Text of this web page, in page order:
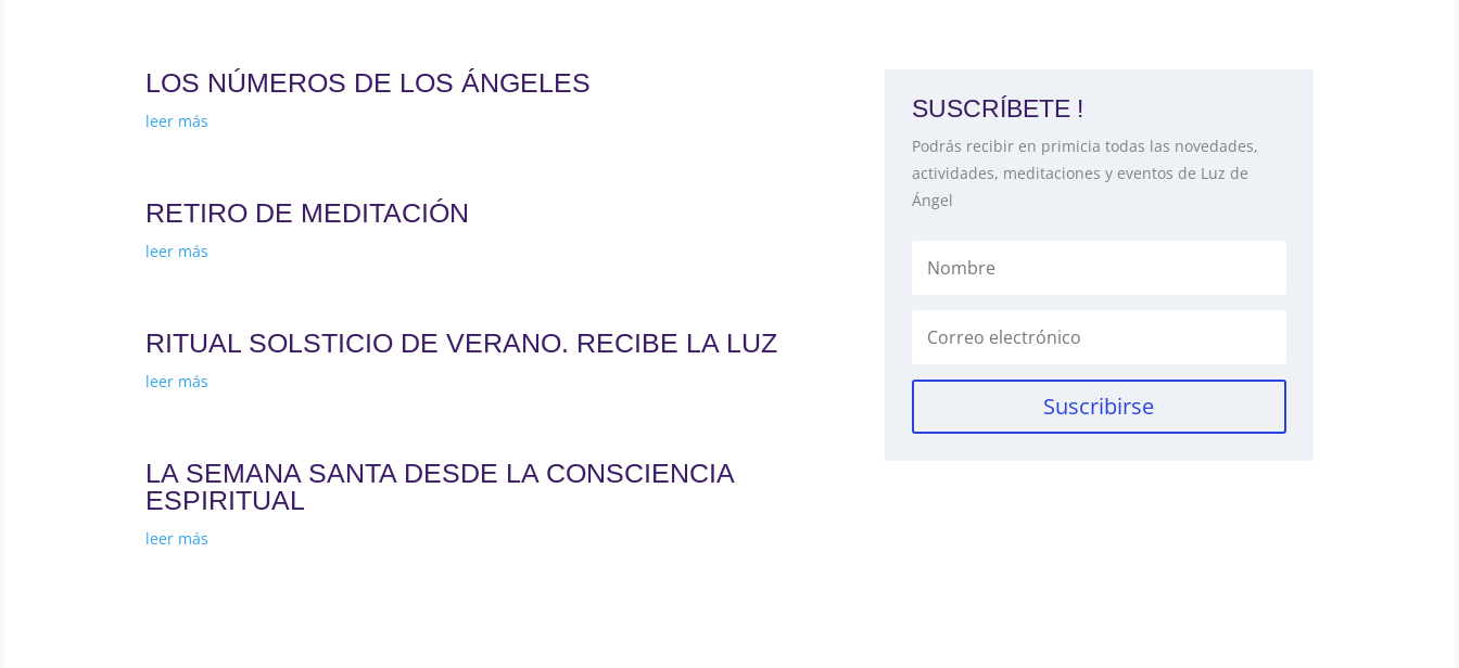
LOS NÚMEROS DE LOS ÁNGELES
leer más
RETIRO DE MEDITACIÓN
leer más
RITUAL SOLSTICIO DE VERANO. RECIBE LA LUZ
leer más
LA SEMANA SANTA DESDE LA CONSCIENCIA
ESPIRITUAL
leer más
SUSCRÍBETE !
Podrás recibir en primicia todas las novedades,
actividades, meditaciones y eventos de Luz de
Ángel
Suscribirse